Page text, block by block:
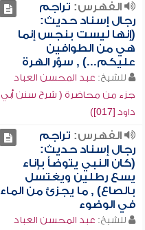
الفهرس: تراجم
رجال إسناد حديث:
(إنها ليست بنجس إنما
هي من الطوافين
عليكم...) , سؤر الهرة
للشيخ: عبد المحسن العباد
جزء من محاضرة ( شرح سنن أبي
داود [017])
الفهرس: تراجم
رجال إسناد حديث:
(كان النبي يتوضأ بإناء
يسع رطلين ويغتسل
بالصاع) , ما يجزئ من الماء
في الوضوء
للشيخ: عبد المحسن العباد